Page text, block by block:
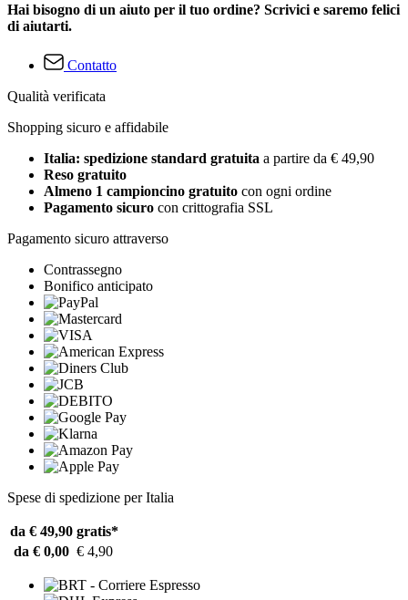
Hai bisogno di un aiuto per il tuo ordine? Scrivici e saremo felici
di aiutarti.
Contatto
Qualità verificata
Shopping sicuro e affidabile
Italia: spedizione standard gratuita a partire da € 49,90
Reso gratuito
Almeno 1 campioncino gratuito con ogni ordine
Pagamento sicuro con crittografia SSL
Pagamento sicuro attraverso
Contrassegno
Bonifico anticipato
Spese di spedizione per Italia
da € 49,90 gratis*
da € 0,00 € 4,90